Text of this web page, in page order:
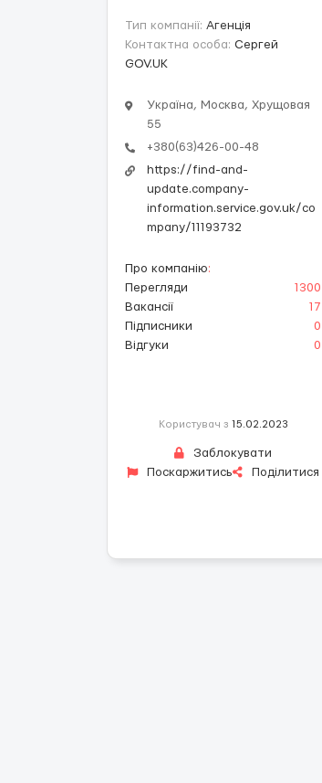
Тип компанії: Агенція
Контактна особа: Сергей
GOV.UK
Україна, Москва, Хрущовая
55
+380(63)426-00-48
https://find-and-
update.company-
information.service.gov.uk/co
mpany/11193732
Про компанію:
Перегляди
1300
Вакансії
17
Підписники
0
Відгуки
0
Користувач з 15.02.2023
Заблокувати
Поскаржитись
Поділитися